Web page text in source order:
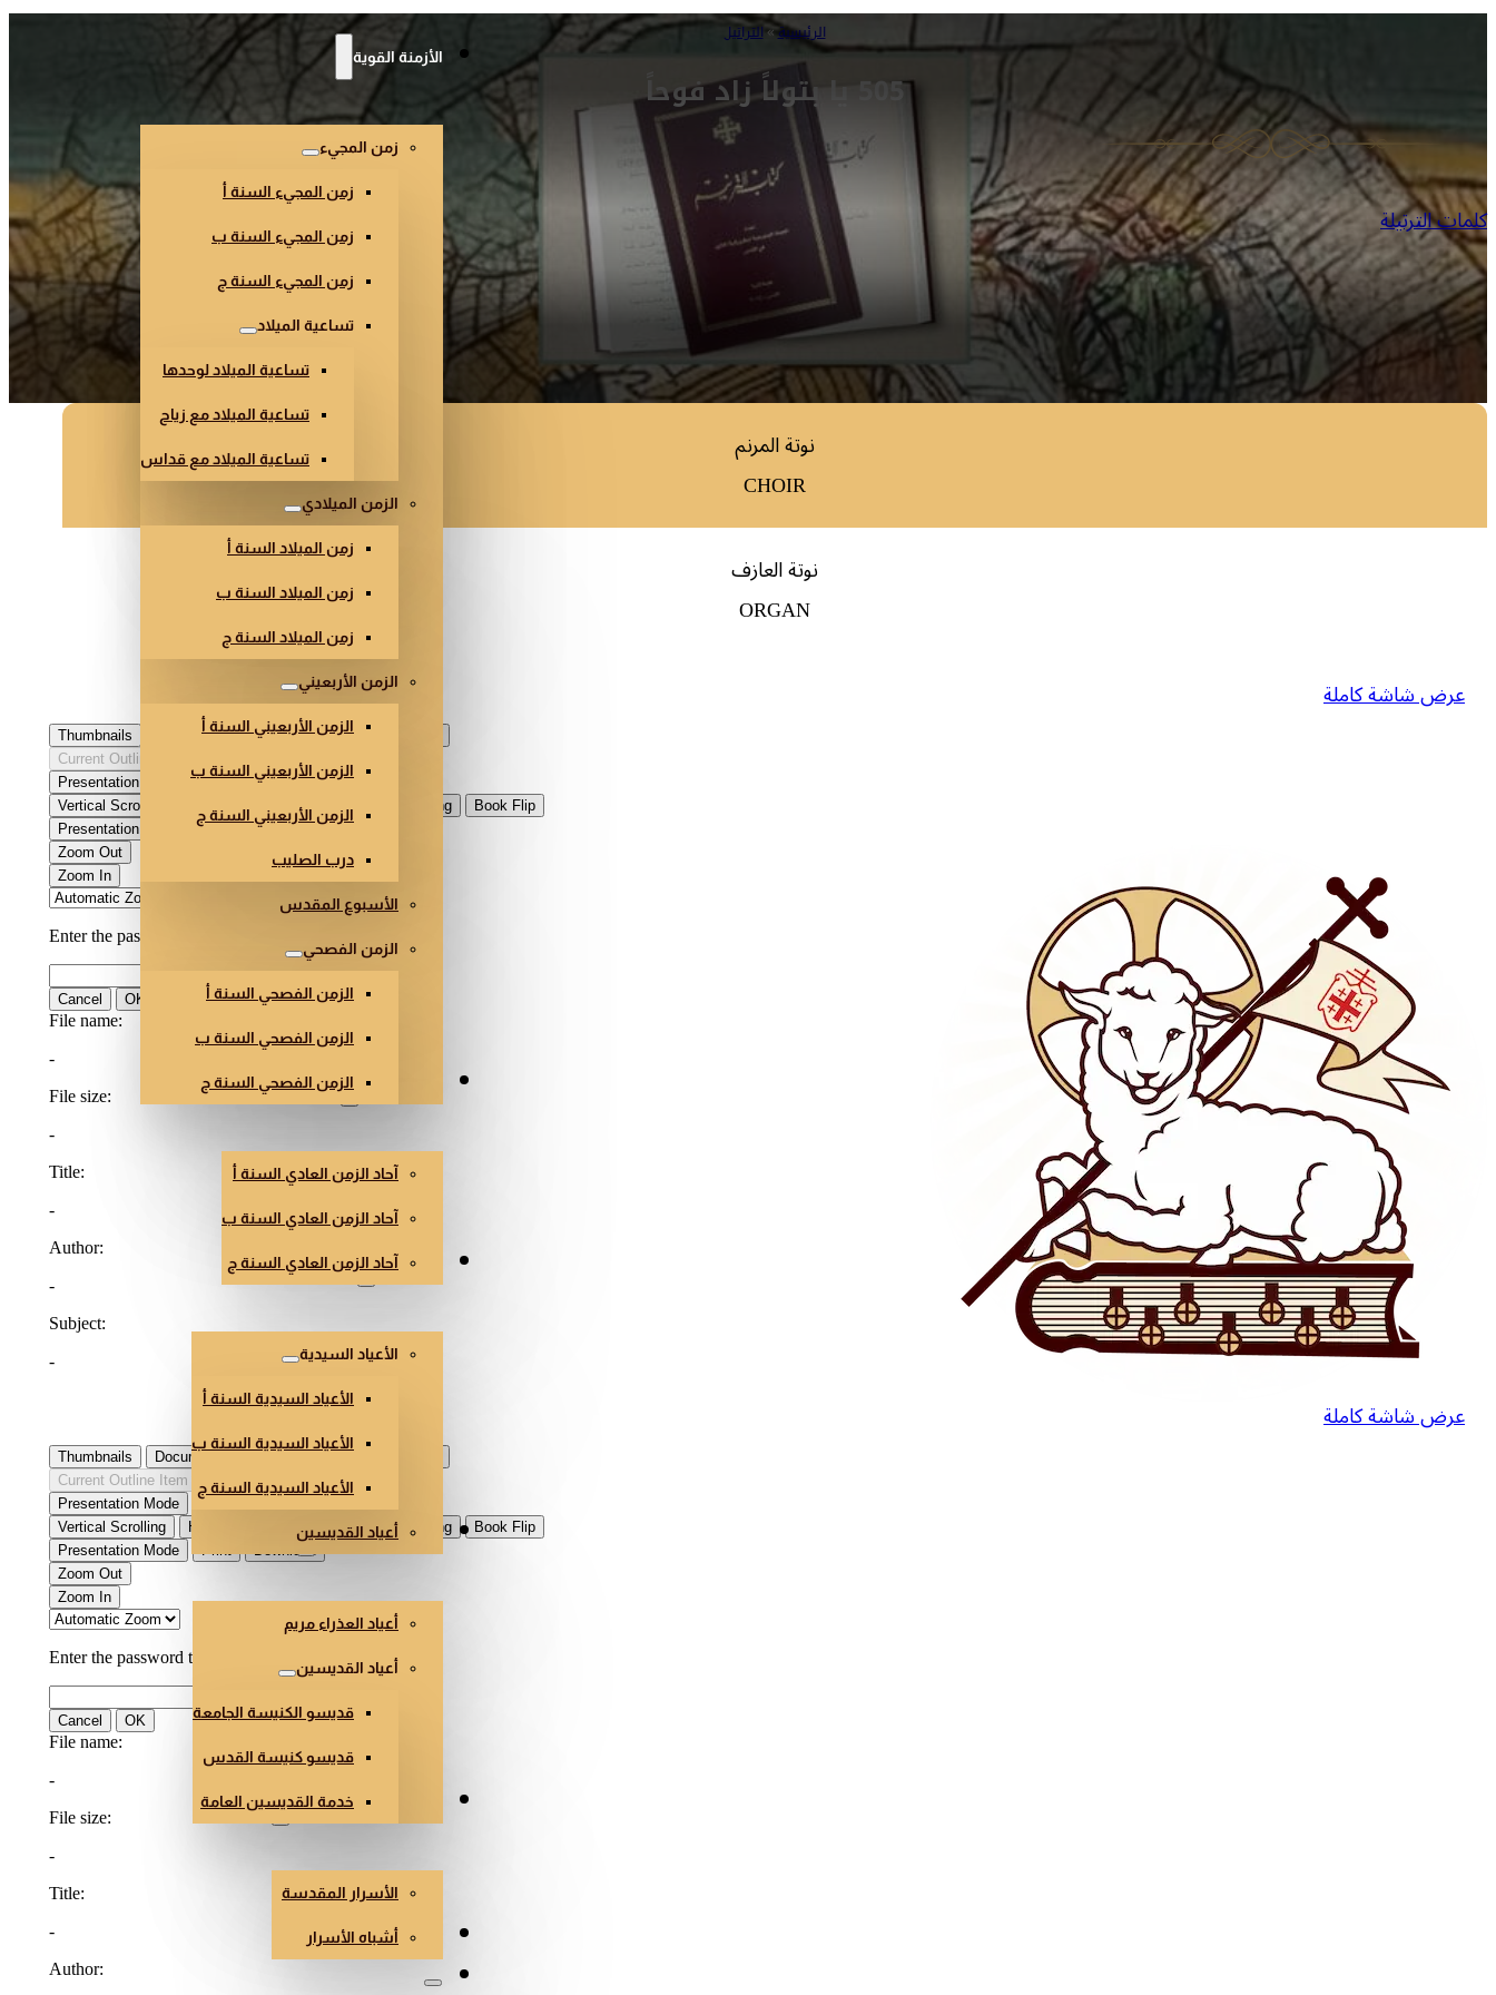
الأزمنة القوية
زمن المجيء
زمن المجيء السنة أ
زمن المجيء السنة ب
زمن المجيء السنة ج
تساعية الميلاد
تساعية الميلاد لوحدها
تساعية الميلاد مع زياح
تساعية الميلاد مع قداس
الزمن الميلادي
زمن الميلاد السنة أ
زمن الميلاد السنة ب
زمن الميلاد السنة ج
الزمن الأربعيني
الزمن الأربعيني السنة أ
الزمن الأربعيني السنة ب
الزمن الأربعيني السنة ج
درب الصليب
الأسبوع المقدس
الزمن الفصحي
الزمن الفصحي السنة أ
الزمن الفصحي السنة ب
الزمن الفصحي السنة ج الزمن العادي
آحاد الزمن العادي السنة أ
آحاد الزمن العادي السنة ب
آحاد الزمن العادي السنة جأعياد أخرى
الأعياد السيدية
الأعياد السيدية السنة أ
الأعياد السيدية السنة ب
الأعياد السيدية السنة ج
أعياد القديسين
العذراء والقديسون
أعياد العذراء مريم
أعياد القديسين
قديسو الكنيسة الجامعة
قديسو كنيسة القدس
خدمة القديسين العامةالأسرار وأشباه الأسرار
الأسرار المقدسة
أشباه الأسرار
هندسة وفن الكنائس
الرئيسية» التراتيل
505 يا بتولاً زاد فوحاً
كلمات الترتيلة
نوتة المرنم
CHOIR
نوتة العازف
ORGAN
عرض شاشة كاملة
عرض شاشة كاملة